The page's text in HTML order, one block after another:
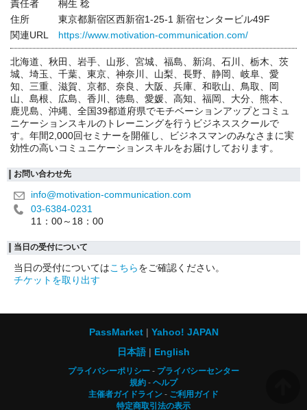
責任者
桐生 稔
住所
東京都新宿区西新宿1-25-1 新宿センタービル49F
関連URL
https://www.motivation-communication.com/
北海道、秋田、岩手、山形、宮城、福島、新潟、石川、栃木、茨
城、埼玉、千葉、東京、神奈川、山梨、長野、静岡、岐阜、愛
知、三重、滋賀、京都、奈良、大阪、兵庫、和歌山、鳥取、岡
山、島根、広島、香川、徳島、愛媛、高知、福岡、大分、熊本、
鹿児島、沖縄、全国39都道府県でモチベーションアップとコミュ
ニケーションスキルのトレーニングを行うビジネススクールで
す。年間2,000回セミナーを開催し、ビジネスマンのみなさまに実
効性の高いコミュニケーションスキルをお届けしております。
お問い合わせ先
info@motivation-communication.com
03-6384-0231
11：00～18：00
当日の受付について
当日の受付についてはこちらをご確認ください。
チケットを取り出す
PassMarket
Yahoo! JAPAN
日本語
English
プライバシーポリシー
プライバシーセンター
規約
ヘルプ
主催者ガイドライン
ご利用ガイド
特定商取引法の表示